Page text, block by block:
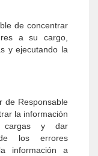
de concentrar
a su cargo,
y ejecutando la
de Responsable
la información
cargas y dar
los errores
información a